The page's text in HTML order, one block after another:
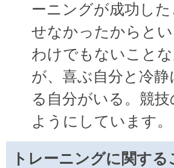
ーニングが成功し
せなかったからと
わけでもないこと
が、喜ぶ自分と冷
る自分がいる。競
ようにしています。
トレーニングに関す